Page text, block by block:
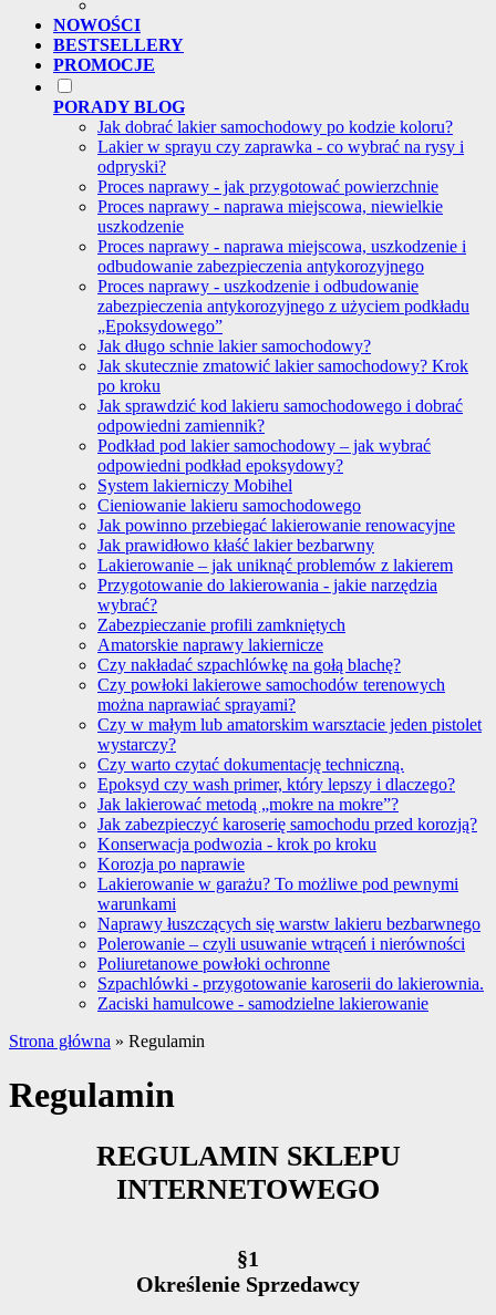
NOWOŚCI
BESTSELLERY
PROMOCJE
PORADY BLOG
Jak dobrać lakier samochodowy po kodzie koloru?
Lakier w sprayu czy zaprawka - co wybrać na rysy i
odpryski?
Proces naprawy - jak przygotować powierzchnie
Proces naprawy - naprawa miejscowa, niewielkie
uszkodzenie
Proces naprawy - naprawa miejscowa, uszkodzenie i
odbudowanie zabezpieczenia antykorozyjnego
Proces naprawy - uszkodzenie i odbudowanie
zabezpieczenia antykorozyjnego z użyciem podkładu
„Epoksydowego”
Jak długo schnie lakier samochodowy?
Jak skutecznie zmatowić lakier samochodowy? Krok
po kroku
Jak sprawdzić kod lakieru samochodowego i dobrać
odpowiedni zamiennik?
Podkład pod lakier samochodowy – jak wybrać
odpowiedni podkład epoksydowy?
System lakierniczy Mobihel
Cieniowanie lakieru samochodowego
Jak powinno przebiegać lakierowanie renowacyjne
Jak prawidłowo kłaść lakier bezbarwny
Lakierowanie – jak uniknąć problemów z lakierem
Przygotowanie do lakierowania - jakie narzędzia
wybrać?
Zabezpieczanie profili zamkniętych
Amatorskie naprawy lakiernicze
Czy nakładać szpachlówkę na gołą blachę?
Czy powłoki lakierowe samochodów terenowych
można naprawiać sprayami?
Czy w małym lub amatorskim warsztacie jeden pistolet
wystarczy?
Czy warto czytać dokumentację techniczną.
Epoksyd czy wash primer, który lepszy i dlaczego?
Jak lakierować metodą „mokre na mokre”?
Jak zabezpieczyć karoserię samochodu przed korozją?
Konserwacja podwozia - krok po kroku
Korozja po naprawie
Lakierowanie w garażu? To możliwe pod pewnymi
warunkami
Naprawy łuszczących się warstw lakieru bezbarwnego
Polerowanie – czyli usuwanie wtrąceń i nierówności
Poliuretanowe powłoki ochronne
Szpachlówki - przygotowanie karoserii do lakierownia.
Zaciski hamulcowe - samodzielne lakierowanie
Strona główna » Regulamin
Regulamin
REGULAMIN SKLEPU
INTERNETOWEGO
§1
Określenie Sprzedawcy